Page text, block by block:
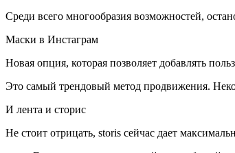
Среди всего многообразия возможностей,
Маски в Инстаграм
Новая опция, которая позволяет добавлять
Это самый трендовый метод продвижения.
И лента и сторис
Не стоит отрицать, storis сейчас дает